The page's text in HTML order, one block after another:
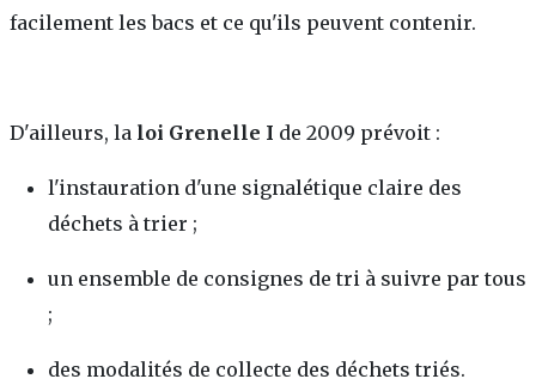
facilement les bacs et ce qu'ils peuvent contenir.
D'ailleurs, la loi Grenelle I de 2009 prévoit :
l'instauration d'une signalétique claire des
déchets à trier ;
un ensemble de consignes de tri à suivre par tous
;
des modalités de collecte des déchets triés.